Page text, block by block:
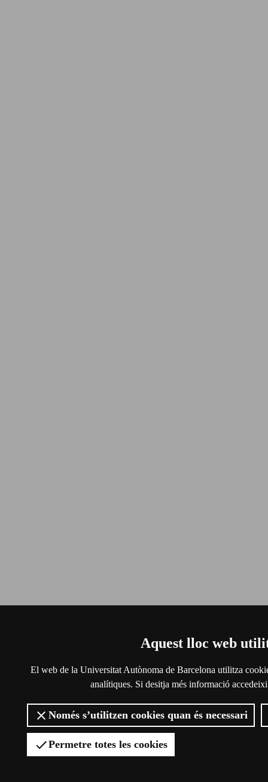
Aquest lloc web
El web de la Universitat Autònoma de Barcelona utilitza
analítiques. Si desitja més informació
Només s’utilitzen cookies quan és necessari
Permetre totes les cookies